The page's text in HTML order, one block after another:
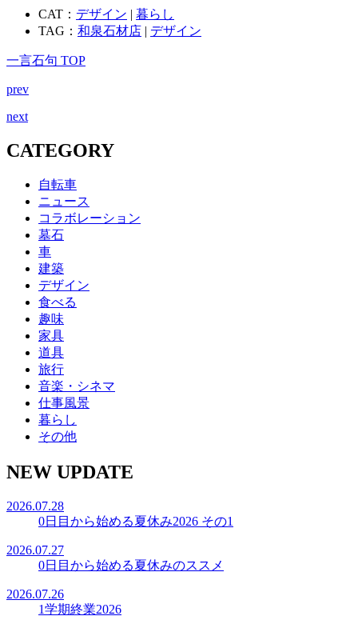
CAT： デザイン | 暮らし
TAG： 和泉石材店 | デザイン
一言石句 TOP
prev
next
CATEGORY
自転車
ニュース
コラボレーション
墓石
車
建築
デザイン
食べる
趣味
家具
道具
旅行
音楽・シネマ
仕事風景
暮らし
その他
NEW UPDATE
2026.07.28
0日目から始める夏休み2026 その1
2026.07.27
0日目から始める夏休みのススメ
2026.07.26
1学期終業2026